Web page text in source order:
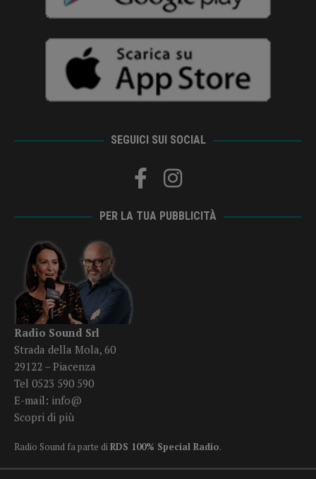
SEGUICI SUI SOCIAL
PER LA TUA PUBBLICITÀ
Radio Sound Srl
Strada della Mola, 60
29122 – Piacenza
Tel 0523 590 590
E-mail: info@
Scopri di più
Radio Sound fa parte diRDS 100% Special Radio.